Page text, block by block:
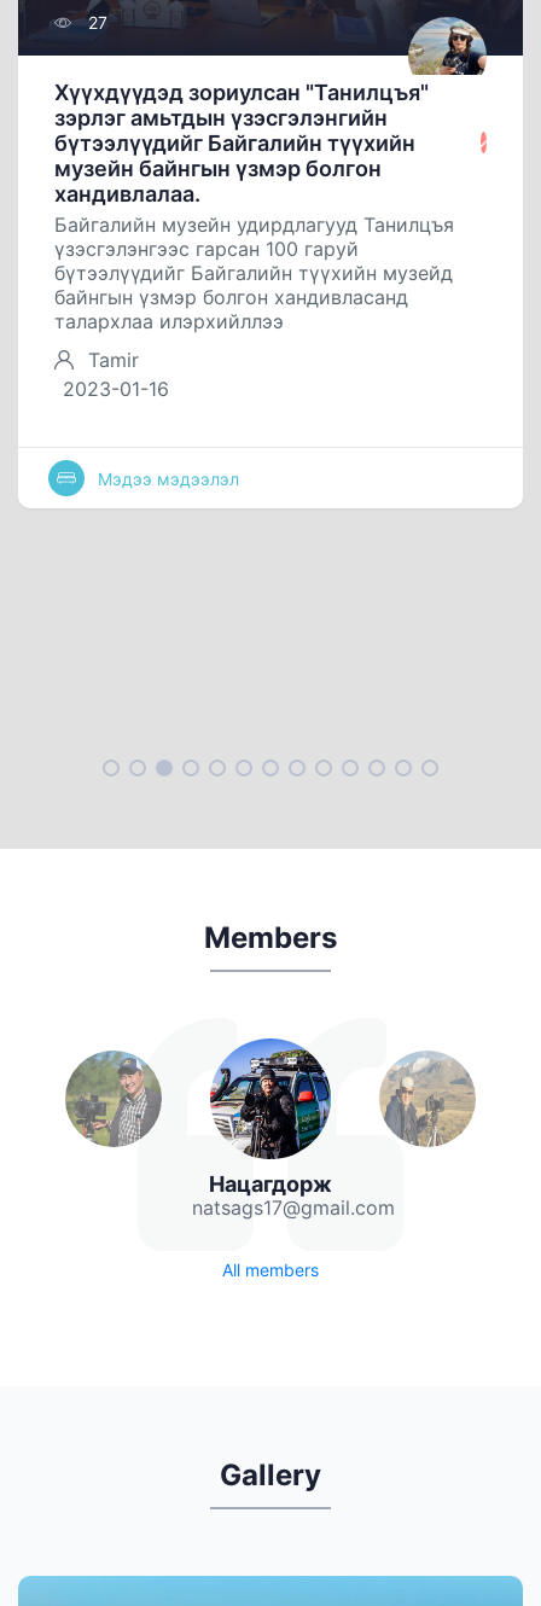
27
Хүүхдүүдэд зориулсан "Танилцъя"
зэрлэг амьтдын үзэсгэлэнгийн
бүтээлүүдийг Байгалийн түүхийн
музейн байнгын үзмэр болгон
хандивлалаа.
Байгалийн музейн удирдлагууд Танилцъя
үзэсгэлэнгээс гарсан 100 гаруй
бүтээлүүдийг Байгалийн түүхийн музейд
байнгын үзмэр болгон хандивласанд
талархлаа илэрхийллээ
Tamir
2023-01-16
Мэдээ мэдээлэл
Members
Нацагдорж
natsags17@gmail.com
All members
Gallery